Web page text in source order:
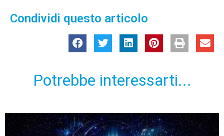
Condividi questo articolo
Potrebbe interessarti...